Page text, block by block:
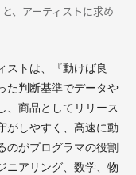
、アーティストに求め
ストは、『動けば良
た判断基準でデータや
、商品としてリリース
がしやすく、高速に動
のがプログラマの役割
ニアリング、数学、物